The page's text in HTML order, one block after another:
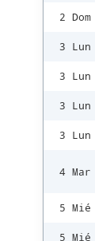
2 Dom
3 Lun
3 Lun
3 Lun
3 Lun
4 Mar
5 Mié
5 Mié